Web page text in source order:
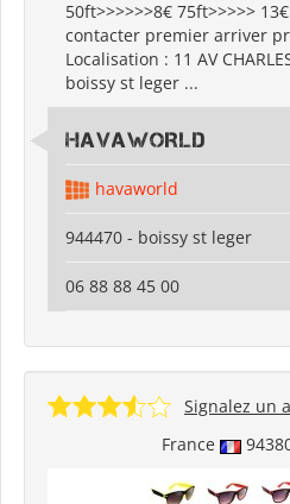
50ft>>>>>>8€ 75ft>>>>>
contacter premier arriver
Localisation : 11 AV
boissy st leger ...
HAVAWORLD
havaworld
944470 - boissy st leger
06 88 88 45 00
France
Signalez un